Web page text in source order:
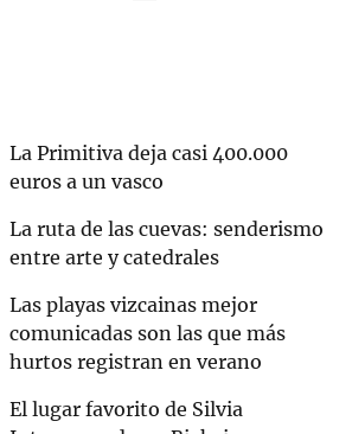
La Primitiva deja casi 400.000
euros a un vasco
La ruta de las cuevas: senderismo
entre arte y catedrales
Las playas vizcainas mejor
comunicadas son las que más
hurtos registran en verano
El lugar favorito de Silvia